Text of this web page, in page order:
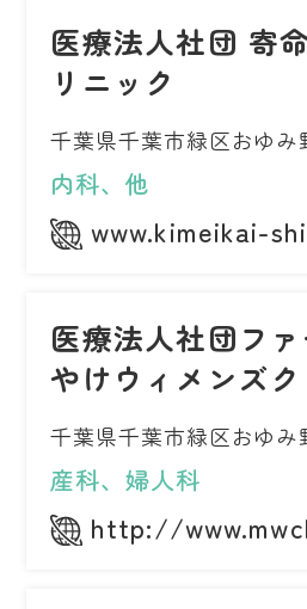
医療法人社団 寄
リニック
千葉県千葉市緑区おゆみ
内科、他
www.kimeikai-
医療法人社団フ
やけウィメンズ
千葉県千葉市緑区おゆみ
産科、婦人科
http://